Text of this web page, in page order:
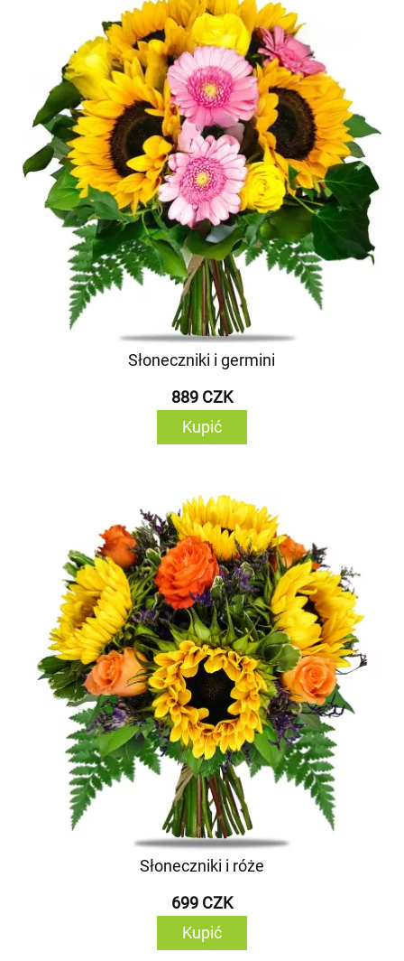
Słoneczniki i germini
889 CZK
Kupić
Słoneczniki i róże
699 CZK
Kupić